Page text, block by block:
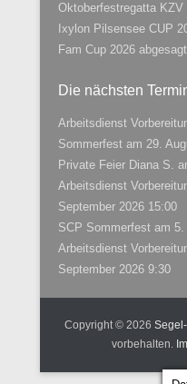
Oktoberfestregatta
Ixylon Pilsensee CUP
Fam Cup 2026 abgesagt
Die nächsten
Arbeitsdienst
Sommerfest am 29.
Private Feier Diana S.
Arbeitsdienst
September 2026 15:00
SCP Sommerfest am 5.
Arbeitsdienst
September 2026 9:30
Copyright © 2026
vorbehalten.